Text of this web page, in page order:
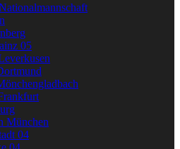
05
München
04